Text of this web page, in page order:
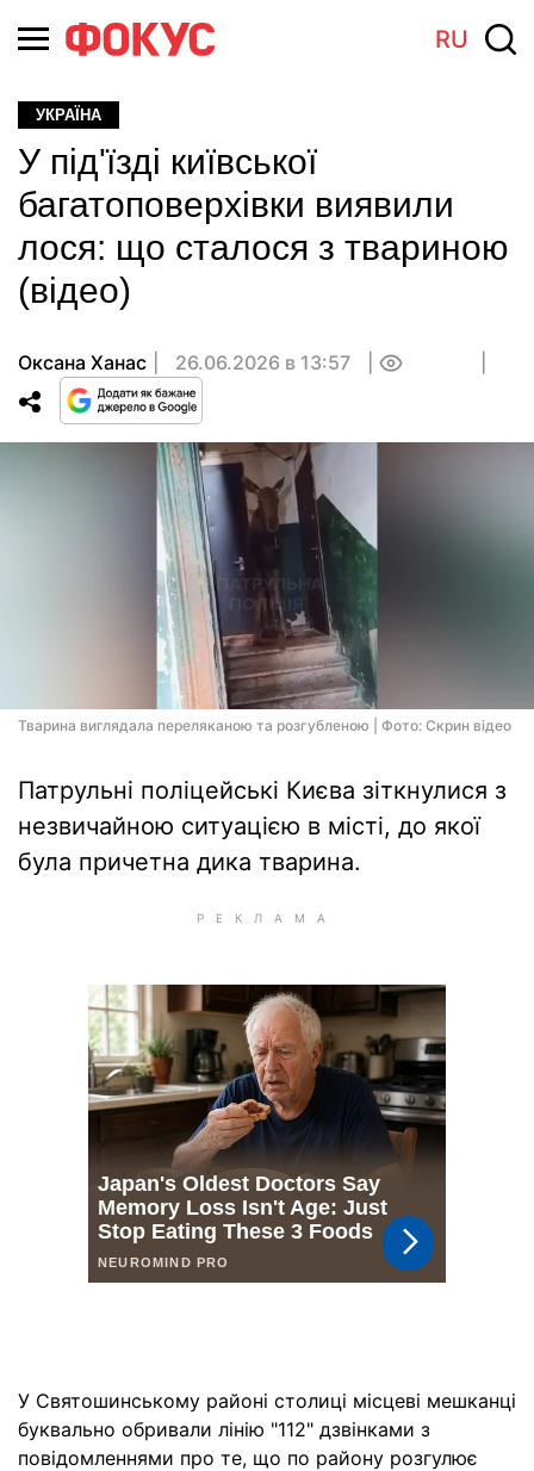
RU
УКРАЇНА
У під'їзді київської
багатоповерхівки виявили
лося: що сталося з твариною
(відео)
Оксана Ханас 26.06.2026 в 13:57
Тварина виглядала переляканою та розгубленою | Фото: Скрин відео
Патрульні поліцейські Києва зіткнулися з
незвичайною ситуацією в місті, до якої
була причетна дика тварина.
У Святошинському районі столиці місцеві мешканці
буквально обривали лінію "112" дзвінками з
повідомленнями про те, що по району розгулює